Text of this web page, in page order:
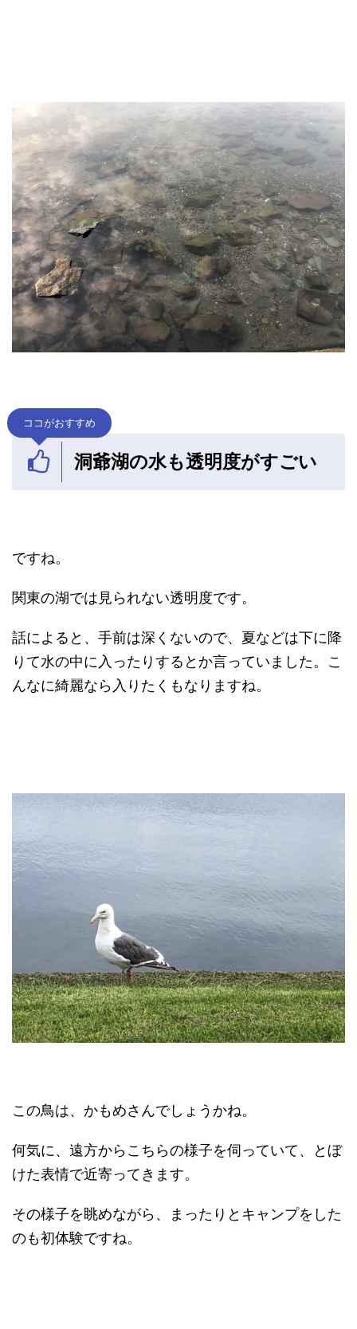
ココがおすすめ
洞爺湖の水も透明度がすごい
ですね。
関東の湖では見られない透明度です。
話によると、手前は深くないので、夏などは下に降
りて水の中に入ったりするとか言っていました。こ
んなに綺麗なら入りたくもなりますね。
この鳥は、かもめさんでしょうかね。
何気に、遠方からこちらの様子を伺っていて、とぼ
けた表情で近寄ってきます。
その様子を眺めながら、まったりとキャンプをした
のも初体験ですね。